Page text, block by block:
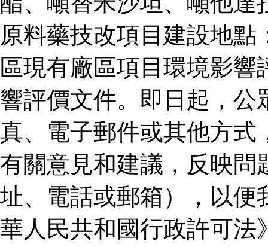
原料藥技改項目建設地
區現有廠區項目環境影
響評價文件。即日起，公
真、電子郵件或其他方式
有關意見和建議，反映問
址、電話或郵箱），以便
華人民共和國行政許可法